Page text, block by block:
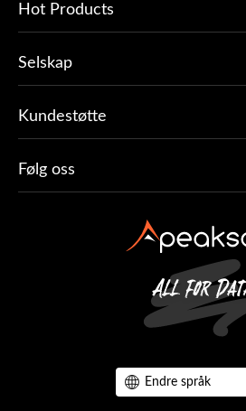
Hot Products
Selskap
Kundestøtte
Følg oss
Endre språk